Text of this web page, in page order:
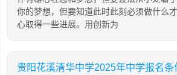
你的梦想，但要知道此时此刻必须做什么
心取得一些进展。用创新为
贵阳花溪清华中学2025年中学报名条